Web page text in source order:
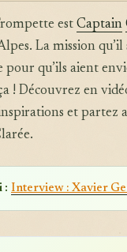
est Captain
La mission
pour qu’ils aient
! Découvrez en
et partez
: Interview : Xavier